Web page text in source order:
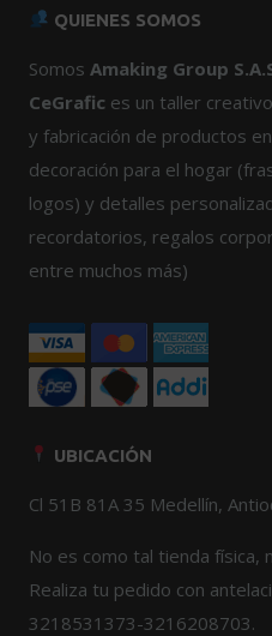
Las
opciones
se
pueden
en
la
página
de
producto
QUIENES SOMOS
Somos Amaking Group
CeGrafic es un taller
y fabricación de productos
decoración para el hogar
logos) y detalles
recordatorios, regalos
entre muchos más)
UBICACIÓN
Cl 51B 81A 35 Medellín,
No es como tal tienda física,
Realiza tu pedido con
3218531373-3216208703.